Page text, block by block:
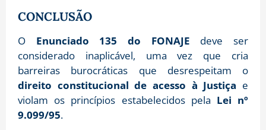
CONCLUSÃO
O Enunciado 135 do FONAJE deve ser
considerado inaplicável, uma vez que cria
barreiras burocráticas que desrespeitam o
direito constitucional de acesso à Justiça e
violam os princípios estabelecidos pela Lei nº
9.099/95.